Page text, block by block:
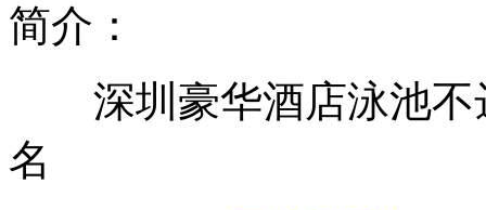
67年版“舌尖上的中国”
简介：
深圳豪华酒店泳池不
名